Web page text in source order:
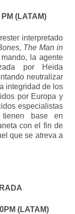
(LATAM)
interpretado
The Man in
la agente
por Heida
neutralizar
integridad de los
por Europa y
especialistas
base en
con el fin de
que se atreva a
(LATAM)